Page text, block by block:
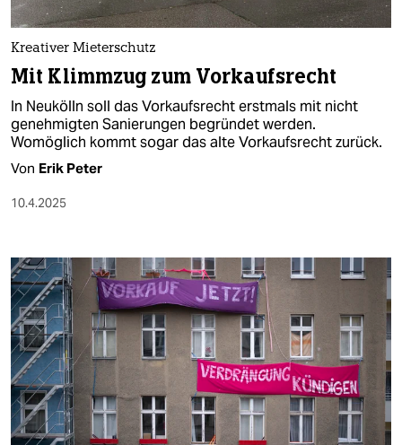
Kreativer Mieterschutz
Mit Klimmzug zum Vorkaufsrecht
In Neukölln soll das Vorkaufsrecht erstmals mit nicht
genehmigten Sanierungen begründet werden.
Womöglich kommt sogar das alte Vorkaufsrecht zurück.
Von Erik Peter
10.4.2025